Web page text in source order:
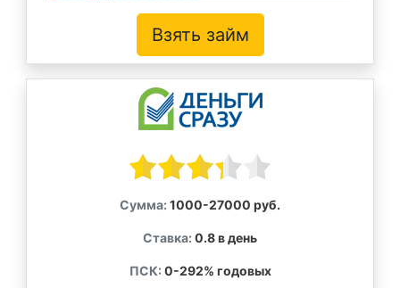
Взять займ
Сумма: 1000-27000 руб.
Ставка: 0.8 в день
ПСК: 0-292% годовых